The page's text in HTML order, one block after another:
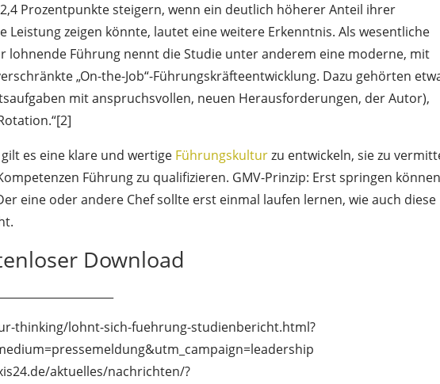
Prozentpunkte steigern, wenn ein deutlich höherer Anteil ihrer
Leistung zeigen könnte, lautet eine weitere Erkenntnis. Als wesentliche
lohnende Führung nennt die Studie unter anderem eine moderne, mit
„On-the-Job“-Führungskräfteentwicklung. Dazu gehörten
mit anspruchsvollen, neuen Herausforderungen, der Autor),
es eine klare und wertige Führungskulturzu entwickeln, sie zu
Führung zu qualifizieren. GMV-Prinzip: Erst springen
eine oder andere Chef sollte erst einmal laufen lernen, wie auch diese
Download
thinking/lohnt-sich-fuehrung-studienbericht.html?
aktuelles/nachrichten/?